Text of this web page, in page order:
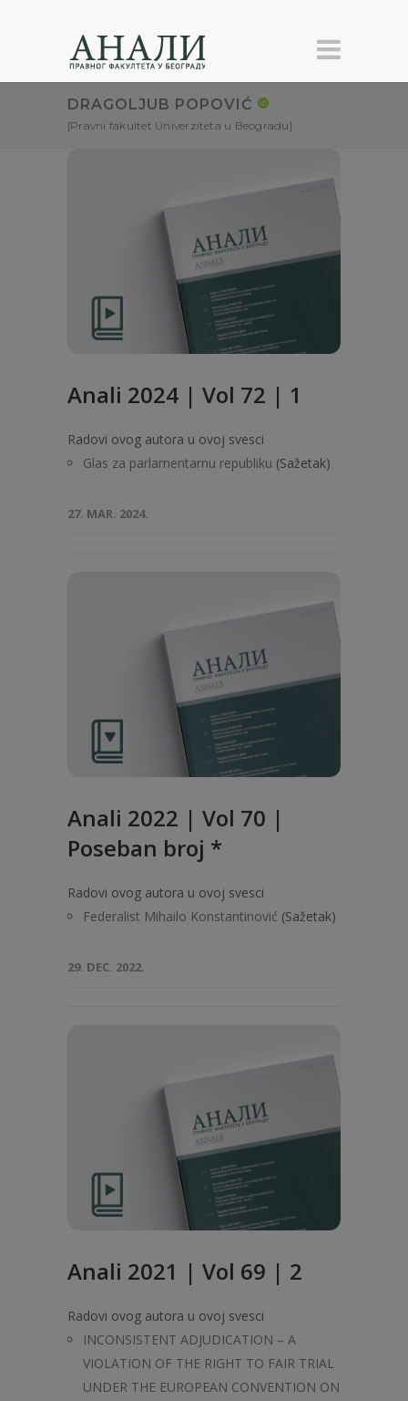
DRAGOLJUB POPOVIĆ
[Pravni fakultet Univerziteta u Beogradu]
Anali 2024 | Vol 72 | 1
Radovi ovog autora u ovoj svesci
Glas za parlamentarnu republiku (Sažetak)
27. MAR. 2024.
Anali 2022 | Vol 70 |
Poseban broj *
Radovi ovog autora u ovoj svesci
Federalist Mihailo Konstantinović (Sažetak)
29. DEC. 2022.
Anali 2021 | Vol 69 | 2
Radovi ovog autora u ovoj svesci
INCONSISTENT ADJUDICATION – A
VIOLATION OF THE RIGHT TO FAIR TRIAL
UNDER THE EUROPEAN CONVENTION ON